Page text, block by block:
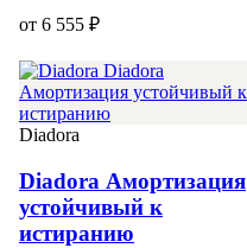
от 6 555 ₽
Diadora
Diadora Амортизация
устойчивый к
истиранию